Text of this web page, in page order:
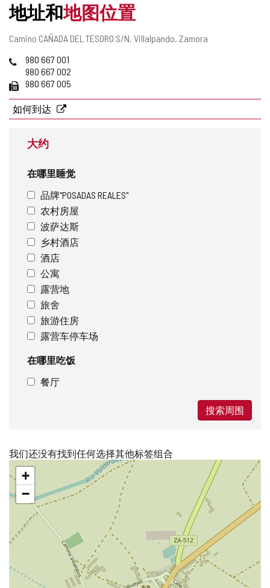
地址和地图位置
邮
地
Camino CAÑADA DEL TESORO S/N. Villalpando. Zamora
电
980 667 001
980 667 002
传
真
980 667 005
如何到达
大约
在哪里睡觉
品牌"POSADAS REALES"
农村房屋
波萨达斯
乡村酒店
酒店
公寓
露营地
旅舍
旅游住房
露营车停车场
在哪里吃饭
餐厅
搜索周围
我们还没有找到任何选择其他标签组合
跳
过
地
图
+
−